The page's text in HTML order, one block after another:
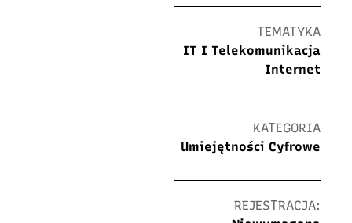
TEMATYKA
IT I Telekomunikacja
Internet
KATEGORIA
Umiejętności Cyfrowe
REJESTRACJA: